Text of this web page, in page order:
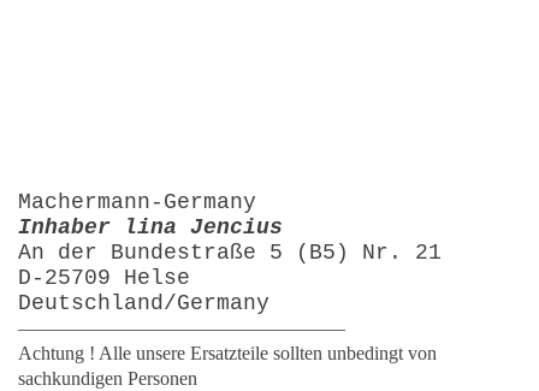
Machermann-Germany
Inhaber lina Jencius
An der Bundestraße 5 (B5) Nr. 21
D-25709 Helse
Deutschland/Germany
—————————————————
Achtung ! Alle unsere Ersatzteile sollten unbedingt von
sachkundigen Personen